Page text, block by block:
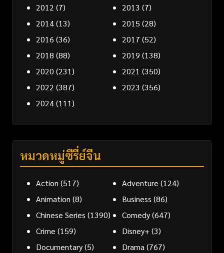
2012 (7) 2013 (7)
2014(13) 2015 (28)
2016 (36) 2017 (52)
2018 (88) 2019 (138)
2020 (231) 2021 (350)
2022 (387) 2023 (356)
2024(111)
หมวดหมู่ซีรี่ย์จีน
Action (517) Adventure (124)
Animation (8) Business (86)
Chinese Series (1390) Comedy(647)
Crime (159) Disney+ (3)
Documentary(5) Drama (767)